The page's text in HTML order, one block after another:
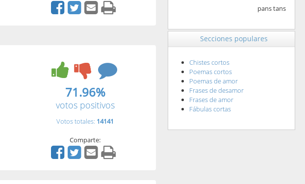
71.96%
votos positivos
Votos totales: 14141
Comparte:
pans tans
Secciones populares
Chistes cortos
Poemas cortos
Poemas de amor
Frases de desamor
Frases de amor
Fábulas cortas